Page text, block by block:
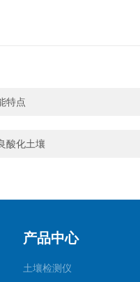
特点
酸化土壤
产品中心
土壤检测仪